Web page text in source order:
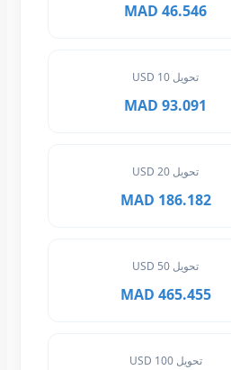
46.546 MAD
93.091 MAD
186.182 MAD
465.455 MAD
تحويل 100 USD